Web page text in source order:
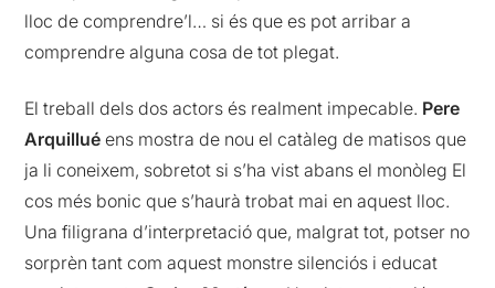
lloc de comprendre’l… si és que es pot arribar a
comprendre alguna cosa de tot plegat.
El treball dels dos actors és realment impecable. Pere
Arquillué ens mostra de nou el catàleg de matisos que
ja li coneixem, sobretot si s’ha vist abans el monòleg El
cos més bonic que s’haurà trobat mai en aquest lloc.
Una filigrana d’interpretació que, malgrat tot, potser no
sorprèn tant com aquest monstre silenciós i educat